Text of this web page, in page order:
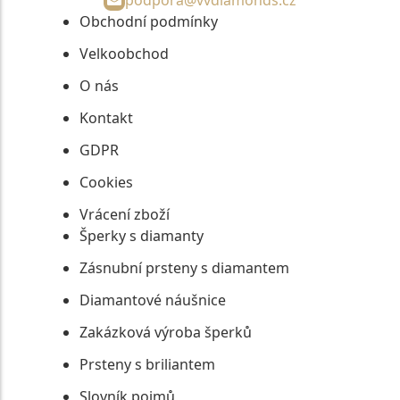
Obchodní podmínky
Velkoobchod
O nás
Kontakt
GDPR
Cookies
Vrácení zboží
Šperky s diamanty
Zásnubní prsteny s diamantem
Diamantové náušnice
Zakázková výroba šperků
Prsteny s briliantem